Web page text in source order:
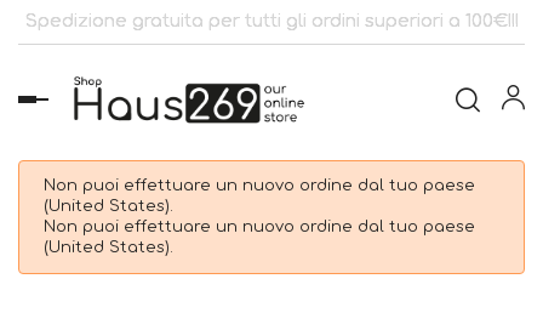
Spedizione gratuita per tutti gli ordini superiori a 100€!!!
navigazione
Non puoi effettuare un nuovo ordine dal tuo paese
(United States).
Non puoi effettuare un nuovo ordine dal tuo paese
(United States).